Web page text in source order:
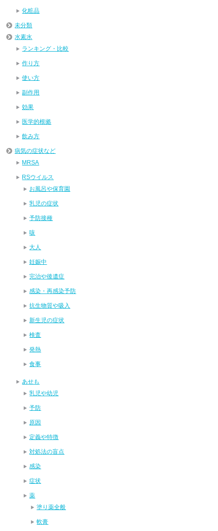
化粧品
未分類
水素水
ランキング・比較
作り方
使い方
副作用
効果
医学的根拠
飲み方
病気の症状など
MRSA
RSウイルス
お風呂や保育園
乳児の症状
予防接種
咳
大人
妊娠中
完治や後遺症
感染・再感染予防
抗生物質や吸入
新生児の症状
検査
発熱
食事
あせも
乳児や幼児
予防
原因
定義や特徴
対処法の盲点
感染
症状
薬
塗り薬全般
軟膏